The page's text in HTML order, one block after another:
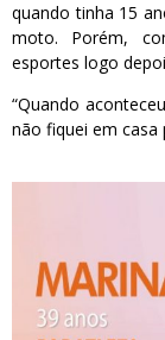
quando tinha 15
moto. Porém,
esportes logo
“Quando
não fiquei em casa